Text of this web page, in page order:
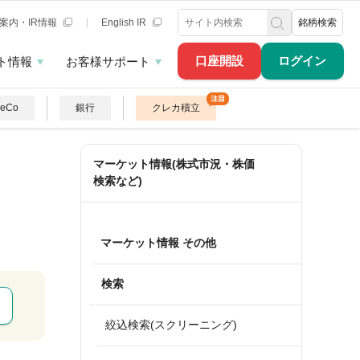
口座開設 ログイン
内・IR情報 English IR 銘柄検索
情報 お客様サポート
銀行 クレカ積立
マーケット情報(株式市況・株価
検索など)
マーケット情報 その他
検索
絞込検索(スクリーニング)